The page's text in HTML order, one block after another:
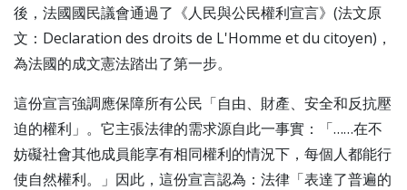
後，法國國民議會通過了《人民與公民權利宣言》(法文原
文：Declaration des droits de L'Homme et du citoyen)，
為法國的成文憲法踏出了第一步。
這份宣言強調應保障所有公民「自由、財產、安全和反抗壓
迫的權利」。它主張法律的需求源自此一事實：「……在不
妨礙社會其他成員能享有相同權利的情況下，每個人都能行
使自然權利。」因此，這份宣言認為：法律「表達了普遍的